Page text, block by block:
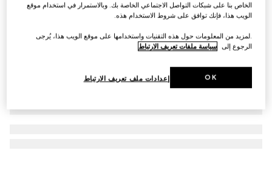
الخاص بنا على شبكات التواصل الاجتماعي الخاصة بك. وبالاستمرار في استخدام موقع
الويب هذا، فإنك توافق على شروط الاستخدام هذه.
.لمزيد من المعلومات حول هذه التقنيات واستخدامها على موقع الويب هذا، يُرجى
الرجوع إلى سياسة ملفات تعريف الارتباط
إعدادات ملف تعريف الارتباط OK